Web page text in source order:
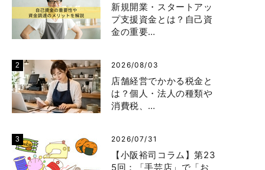
新規開業・スタートアッ
プ支援資金とは？自己資
金の重要…
2026/08/03
店舗経営でかかる税金と
は？個人・法人の種類や
消費税、…
2026/07/31
【小阪裕司コラム】第23
5回：「手芸店」で「お